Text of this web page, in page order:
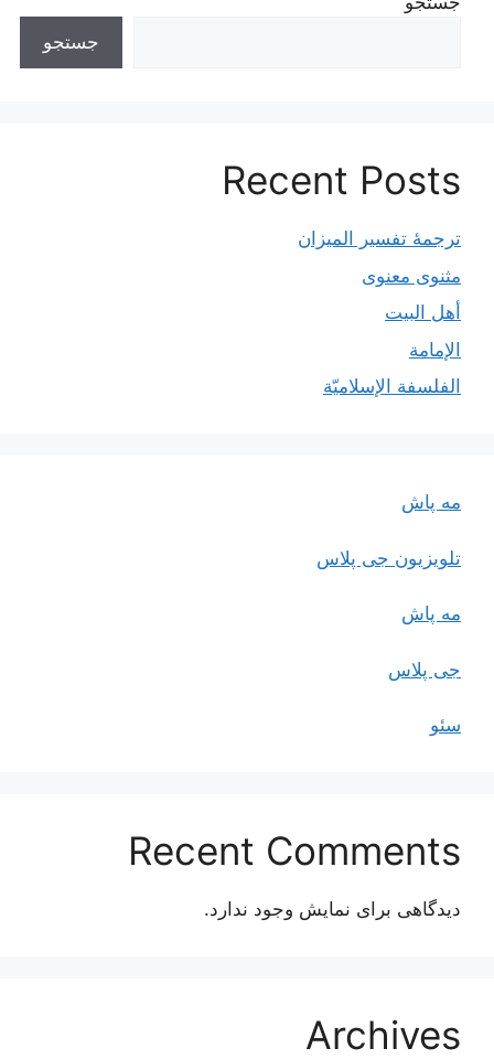
جستجو
Recent Posts
ترجمۀ تفسیر المیزان
مثنوی معنوی
أهل البيت
الإمامة
الفلسفة الإسلاميّة
مه پاش
تلویزیون جی پلاس
مه پاش
جی پلاس
سئو
Recent Comments
دیدگاهی برای نمایش وجود ندارد.
Archives